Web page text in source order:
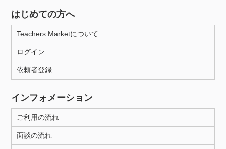
月曜日 火曜日
所属大学
距離：15km以内
年齢：18-101歳
はじめての方へ
Teachers Marketについて
ログイン
依頼者登録
インフォメーション
ご利用の流れ
面談の流れ